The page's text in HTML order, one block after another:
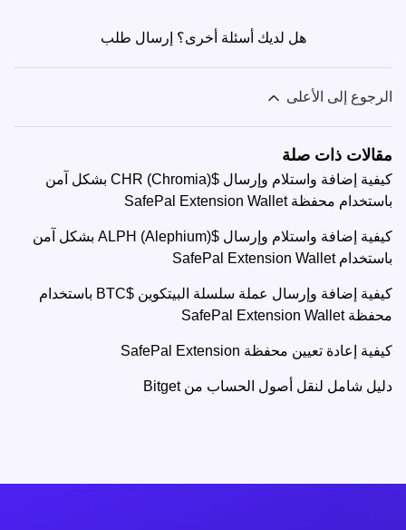
هل لديك أسئلة أخرى؟ إرسال طلب
الرجوع إلى الأعلى
مقالات ذات صلة
كيفية إضافة واستلام وإرسال $CHR (Chromia) بشكل آمن
باستخدام محفظة SafePal Extension Wallet
كيفية إضافة واستلام وإرسال $ALPH (Alephium) بشكل آمن
باستخدام SafePal Extension Wallet
كيفية إضافة وإرسال عملة سلسلة البيتكوين $BTC باستخدام
محفظة SafePal Extension Wallet
كيفية إعادة تعيين محفظة SafePal Extension
دليل شامل لنقل أصول الحساب من Bitget